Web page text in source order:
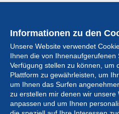
Informationen zu den
Unsere Website verwendet
Ihnen die von Ihnenaufgerufenen
Verfügung stellen zu können, um
Plattform zu gewährleisten, um
um Ihnen das Surfen
zu erstellen mir denen wir
anpassen und um Ihnen
Sammlung